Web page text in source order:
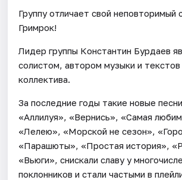
Группу отличает свой неповторимый
Гримрок!
Лидер группы Константин Бурдаев
солистом, автором музыки и текстов
коллектива.
За последние годы такие новые
«Аллилуя», «Вернись», «Самая
«Лелею», «Морской не сезон»,
«Парашюты», «Простая история»,
«Вьюги», снискали славу у
поклонников и стали частыми в